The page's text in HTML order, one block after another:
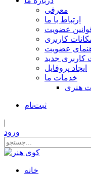
معرفی
ارتباط با ما
عضویت
کاربری
عضویت
کاربری جدید
ایجاد پروفایل
خدمات ما
هنری
ثبت‌نام
|
ورود
خانه